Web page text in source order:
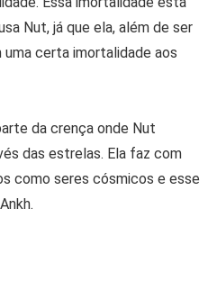
Nut, já que ela, além de ser
certa imortalidade aos
da crença onde Nut
das estrelas. Ela faz com
como seres cósmicos e esse